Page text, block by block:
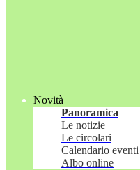
Novità
Panoramica
Le notizie
Le circolari
Calendario eventi
Albo online